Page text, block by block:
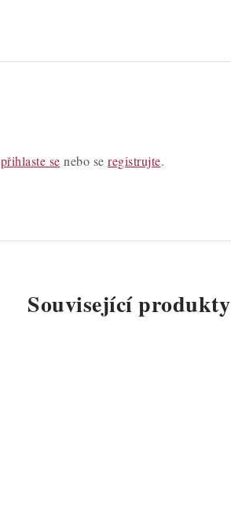
přihlaste se nebo se registrujte.
Související produkty